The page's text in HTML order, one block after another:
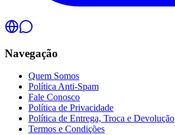
Navegação
Quem Somos
Política Anti-Spam
Fale Conosco
Política de Privacidade
Política de Entrega, Troca e Devolução
Termos e Condições